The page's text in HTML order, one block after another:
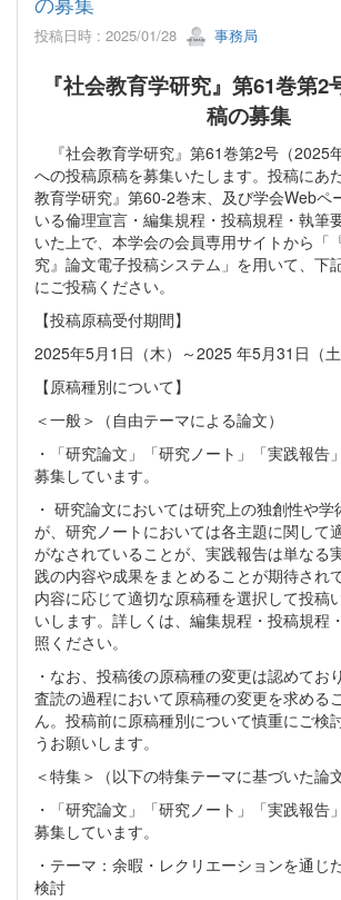
投稿日時 : 2025/01/28 事務局
『社会教育学研究』第61巻第
稿の募集
『社会教育学研究』第61巻第2号（2025
への投稿原稿を募集いたします。投稿にあ
教育学研究』第60-2巻末、及び学会Webペ
いる倫理宣言・編集規程・投稿規程・執筆
いた上で、本学会の会員専用サイトから「
究』論文電子投稿システム」を用いて、下
にご投稿ください。
【投稿原稿受付期間】
2025年5月1日（木）～2025 年5月31日（土
【原稿種別について】
＜一般＞（自由テーマによる論文）
・「研究論文」「研究ノート」「実践報告
募集しています。
・ 研究論文においては研究上の独創性や学
が、研究ノートにおいては各主題に関して
がなされていることが、実践報告は単なる
践の内容や成果をまとめることが期待され
内容に応じて適切な原稿種を選択して投稿
いします。詳しくは、編集規程・投稿規程
照ください。
・なお、投稿後の原稿種の変更は認めてお
査読の過程において原稿種の変更を求める
ん。投稿前に原稿種別について慎重にご検
うお願いします。
＜特集＞（以下の特集テーマに基づいた論文
・「研究論文」「研究ノート」「実践報告
募集しています。
・テーマ：余暇・レクリエーションを通じ
検討